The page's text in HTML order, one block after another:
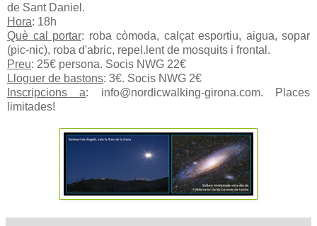
de Sant Daniel.
Hora: 18h
Què cal portar: roba còmoda, calçat esportiu, aigua, sopar
(pic-nic), roba d'abric, repel.lent de mosquits i frontal.
Preu: 25€ persona. Socis NWG 22€
Lloguer de bastons: 3€. Socis NWG 2€
Inscripcions a: info@nordicwalking-girona.com. Places
limitades!